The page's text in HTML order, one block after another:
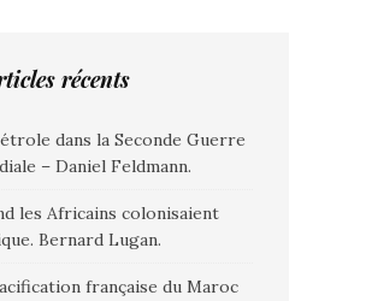
récents
dans la Seconde Guerre
– Daniel Feldmann.
les Africains colonisaient
Bernard Lugan.
française du Maroc